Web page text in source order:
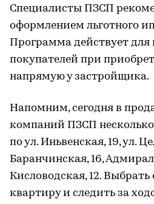
Специалисты ПЗСП
оформлением льготного
Программа действует для
покупателей при
напрямую у застройщика.
Напомним, сегодня в
компаний ПЗСП
по ул. Иньвенская, 19, ул.
Баранчинская, 16,
Кисловодская, 12.
квартиру и следить за